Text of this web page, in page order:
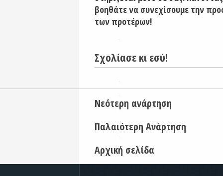
βοηθάτε να συνεχίσουμε την
των προτέρων!
Σχολίασε κι εσύ!
Νεότερη ανάρτηση
Παλαιότερη Ανάρτηση
Αρχική σελίδα